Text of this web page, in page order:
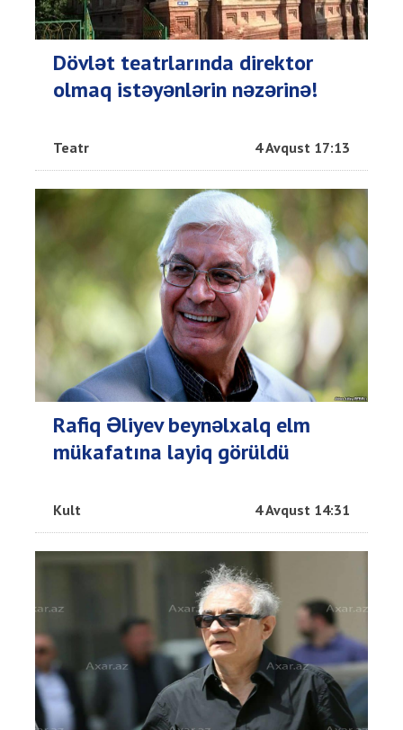
Dövlət teatrlarında direktor
olmaq istəyənlərin nəzərinə!
Teatr 4 Avqust 17:13
Rafiq Əliyev beynəlxalq elm
mükafatına layiq görüldü
Kult 4 Avqust 14:31